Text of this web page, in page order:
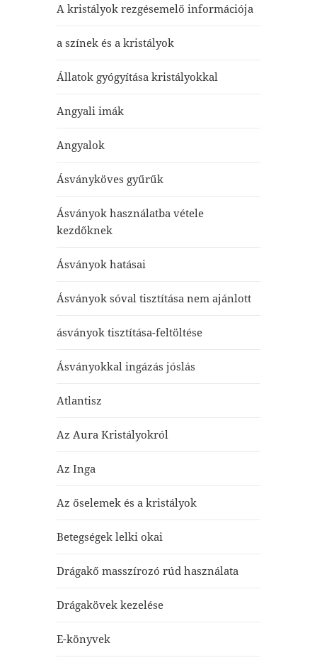
A kristályok rezgésemelő információja
a színek és a kristályok
Állatok gyógyítása kristályokkal
Angyali imák
Angyalok
Ásványköves gyűrűk
Ásványok használatba vétele
kezdőknek
Ásványok hatásai
Ásványok sóval tisztítása nem ajánlott
ásványok tisztítása-feltöltése
Ásványokkal ingázás jóslás
Atlantisz
Az Aura Kristályokról
Az Inga
Az őselemek és a kristályok
Betegségek lelki okai
Drágakő masszírozó rúd használata
Drágakövek kezelése
E-könyvek